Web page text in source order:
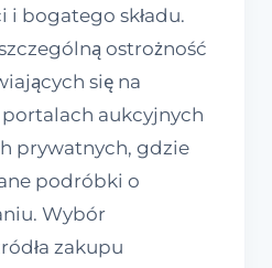
i bogatego składu.
ostrożność
się na
aukcyjnych
prywatnych, gdzie
podróbki o
Wybór
zakupu